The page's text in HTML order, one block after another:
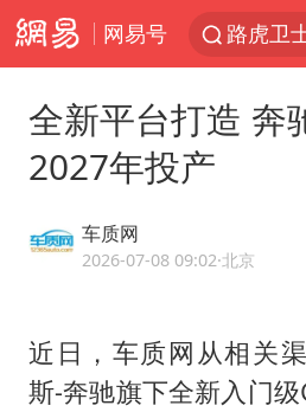
网易号
路虎卫
上海鼓
朱一龙
大疆错
全新平台打造 奔
2027年投产
车质网
2026-07-08 09:02·北京
近日，车质网从相关
斯-奔驰旗下全新入门